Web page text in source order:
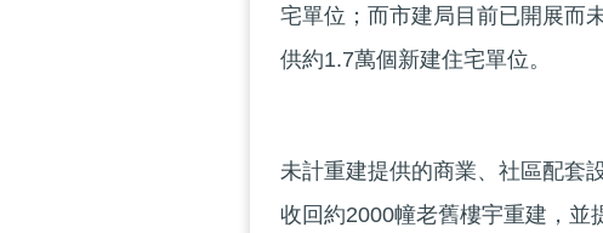
宅單位；而市建局目前已開展而
供約1.7萬個新建住宅單位。
未計重建提供的商業、社區配套
收回約2000幢老舊樓宇重建，並